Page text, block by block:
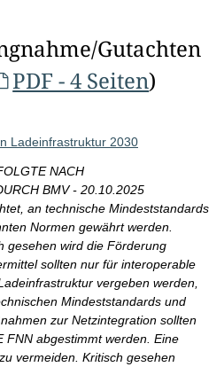
Gutachten
PDF - 4 Seiten)
Ladeinfrastruktur 2030
NACH
BMV - 20.10.2025
an technische Mindeststandards
Normen gewährt werden.
gesehen wird die Förderung
sollten nur für interoperable
vergeben werden,
Mindeststandards und
zur Netzintegration sollten
FNN abgestimmt werden. Eine
vermeiden. Kritisch gesehen